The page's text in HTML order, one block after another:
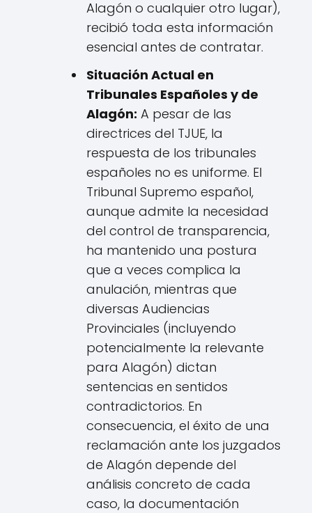
Alagón o cualquier otro lugar),
recibió toda esta información
esencial antes de contratar.
Situación Actual en
Tribunales Españoles y de
Alagón: A pesar de las
directrices del TJUE, la
respuesta de los tribunales
españoles no es uniforme. El
Tribunal Supremo español,
aunque admite la necesidad
del control de transparencia,
ha mantenido una postura
que a veces complica la
anulación, mientras que
diversas Audiencias
Provinciales (incluyendo
potencialmente la relevante
para Alagón) dictan
sentencias en sentidos
contradictorios. En
consecuencia, el éxito de una
reclamación ante los juzgados
de Alagón depende del
análisis concreto de cada
caso, la documentación